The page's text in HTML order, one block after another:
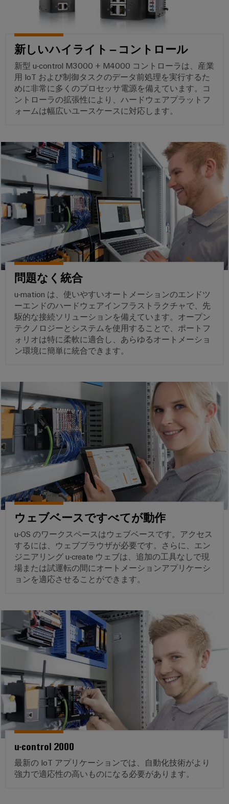
ュ
ー
ョ
ン
石
油/
ガ
ス
ン
ト
産
業
プ
ロ
ス
業
界
向
の
合
ソ
リ
ュ
ー
シ
ョ
る
安
な
操
の
確
太
陽
光
発
電
太
陽
エ
ー
を
活
用
し
た
資
源
効
率
鉄
道
鉄
道
輸
送
析
産
業
オ
ー
ト
メ
ー
ョ
ン
産
業
用
IoT
産
業
セ
キ
ュ
リ
テ
ィ
産
サ
ー
ビ
ス
プ
ラ
ッ
ト
フ
ォ
ー
ム
easyConnect
発
電
コ
ン
ト
ロ
ー
ラ
産
業
用
機
器
用
ハ
ウ
ジ
ン
グ
落
雷
と
過
電
圧
保
護
PV
接
続
箱
フ
ィ
ー
ル
ド
分
電
器
自
動
化
と
ソ
フ
ト
ウ
ェ
ア
ン
ト
ロ
ー
ラ
I/O
シ
テ
ム
産
業
ョ
ン
eShop
OCI
イ
ン
タ
ー
ェ
ー
ス
EDI
イ
ン
タ
ー
フ
ェ
ー
ス
概
要
ペ
ー
す
る
ュ
ー
シ
ョ
ン
パ
ー
ト
ナ
を
見
つ
け
ま
し
ょ
う
イ
ベ
ン
ト
と
展
示
ロ
ー
バ
ル
フ
ェ
ア
と
イ
ベ
ン
ト
デ
ジ
ル
エ
ク
ス
ペ
リ
エ
ン
ス
新しいハイライト – コントロール
新型 u-control M3000 + M4000 コントローラは、産業
用 IoT および制御タスクのデータ前処理を実行するた
めに非常に多くのプロセッサ電源を備えています。コ
ントローラの拡張性により、ハードウェアプラットフ
ォームは幅広いユースケースに対応します。
問題なく統合
u-mation は、使いやすいオートメーションのエンドツ
ーエンドのハードウェアインフラストラクチャで、先
駆的な接続ソリューションを備えています。オープン
テクノロジーとシステムを使用することで、ポートフ
ォリオは特に柔軟に適合し、あらゆるオートメーショ
ン環境に簡単に統合できます。
ウェブベースですべてが動作
u-OS のワークスペースはウェブベースです。アクセス
するには、ウェブブラウザが必要です。さらに、エン
ジニアリング u-create ウェブは、追加の工具なしで現
場または試運転の間にオートメーションアプリケーシ
ョンを適応させることができます。
u-control 2000
最新の IoT アプリケーションでは、自動化技術がより
強力で適応性の高いものになる必要があります。